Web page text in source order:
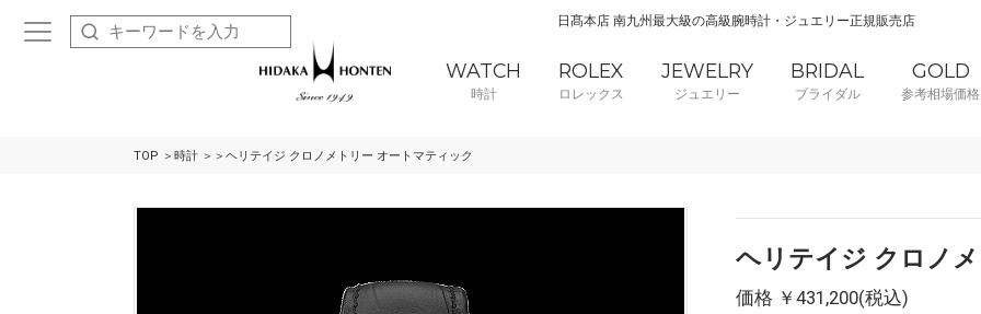
日髙本店 南九州最大級の高級腕時計・ジュエリー正規販売店
WATCH
時計
ROLEX
ロレックス
JEWELRY
ジュエリー
BRIDAL
ブライダル
GOLD
参考相場価格
TOP 時計 ヘリテイジ クロノメトリー オートマティック
ヘリテイジ クロノ
価格 ￥431,200(税込)